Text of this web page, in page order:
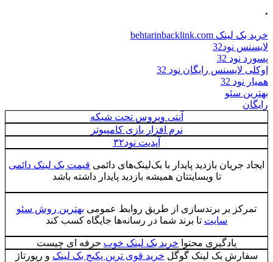
.
خرید بک لینک behtarinbacklink.com
لایسنس نود32
پسورد نود 32
اوکلی لایسنس رایگان نود 32
همیار نود 32
بهترین سئو
رایگان
آنتی ویروس تحت شبکه
نرم افزار بازی کامپیوتر
آپدیت نود۳۲
ایجاد جریان بازدید پایدار با بک‌لینک‌های دائمی قیمت بک لینک دائمی
تا وبسایتتان همیشه بازدید پایدار داشته باشد
تمرکز بر برندسازی از طریق روابط عمومی بهترین روش سئو
سایت تا برند شما در رسانه‌ها جایگاه کسب کند
یادگیری محتوا خرید بک لینک خوب حرفه ای چیست
سفارش بک لینک گوگل خرید قوی ترین پکیج بک لینک و رپورتاژ